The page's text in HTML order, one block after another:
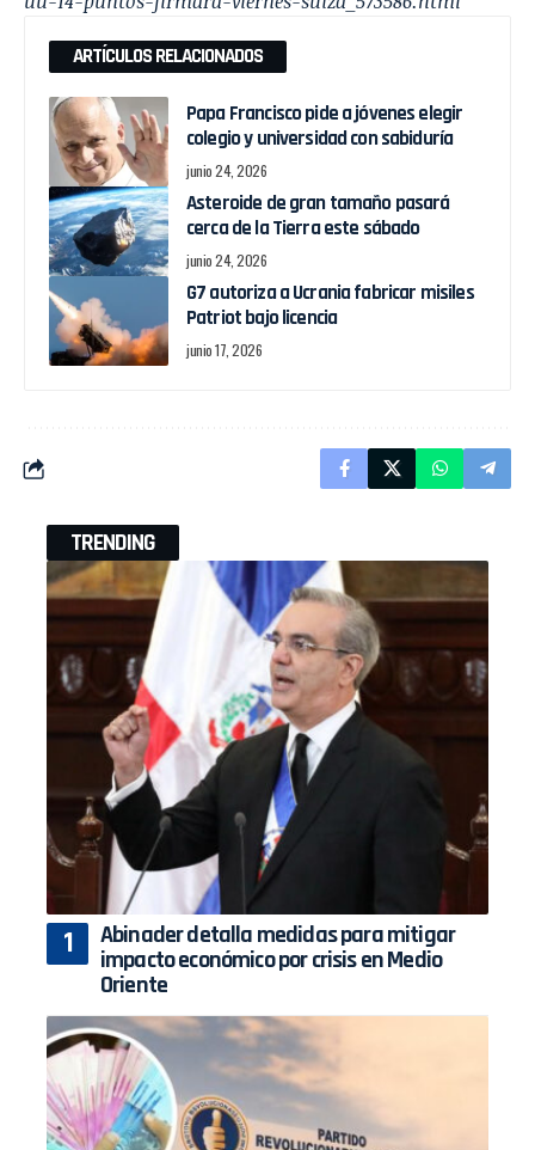
ARTÍCULOS RELACIONADOS
Papa Francisco pide a jóvenes elegir
colegio y universidad con sabiduría
junio 24, 2026
Asteroide de gran tamaño pasará
cerca de la Tierra este sábado
junio 24, 2026
G7 autoriza a Ucrania fabricar misiles
Patriot bajo licencia
junio 17, 2026
TRENDING
Abinader detalla medidas para mitigar
impacto económico por crisis en Medio
Oriente